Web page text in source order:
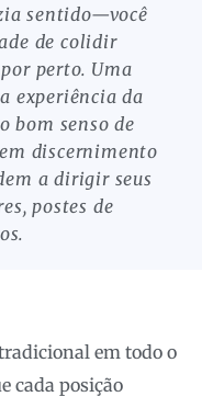
sentido—você
de colidir
perto. Uma
experiência da
bom senso de
discernimento
a dirigir seus
postes de
em todo o
cada posição